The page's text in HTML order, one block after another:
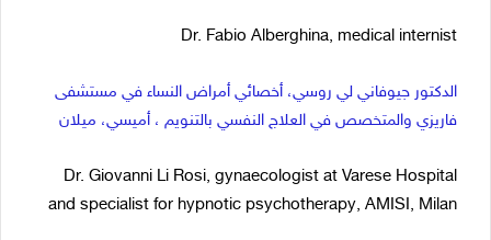
Dr. Fabio Alberghina, medical internist
الدكتور جيوفاني لي روسي، أخصائي أمراض النساء في مستشفى
فاريزي والمتخصص في العلاج النفسي بالتنويم ، أميسي، ميلان
Dr. Giovanni Li Rosi, gynaecologist at Varese Hospital
and specialist for hypnotic psychotherapy, AMISI, Milan